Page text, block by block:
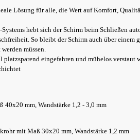
Lösung für alle, die Wert auf Komfort,
hebt sich der Schirm beim Schließen
So bleibt der Schirm auch über einem
müssen.
platzsparend eingefahren und mühelos verstaut
40x20 mm, Wandstärke 1,2 - 3,0 mm
mit Maß 30x20 mm, Wandstärke 1,2 mm